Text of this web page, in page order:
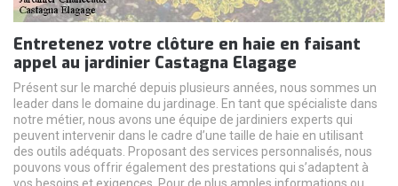
Entretenez votre clôture en haie en faisant
appel au jardinier Castagna Elagage
Présent sur le marché depuis plusieurs années, nous sommes un
leader dans le domaine du jardinage. En tant que spécialiste dans
notre métier, nous avons une équipe de jardiniers experts qui
peuvent intervenir dans le cadre d’une taille de haie en utilisant
des outils adéquats. Proposant des services personnalisés, nous
pouvons vous offrir également des prestations qui s’adaptent à